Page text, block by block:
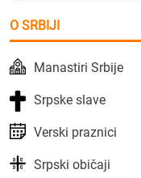
O SRBIJI
Manastiri Srbije
Srpske slave
Verski praznici
Srpski običaji